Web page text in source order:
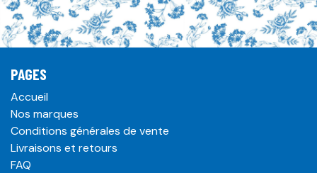
PAGES
Accueil
Nos marques
Conditions générales de vente
Livraisons et retours
FAQ